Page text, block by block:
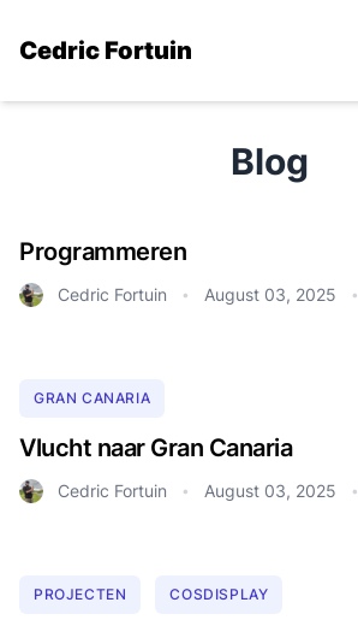
Cedric Fortuin
Blog
Programmeren
Cedric Fortuin • August 03, 2025 •
GRAN CANARIA
Vlucht naar Gran Canaria
Cedric Fortuin • August 03, 2025 •
PROJECTEN COSDISPLAY